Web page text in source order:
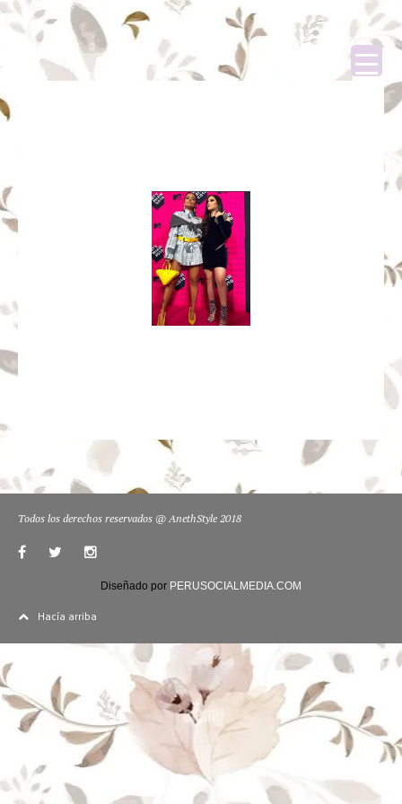
Todos los derechos reservados @ AnethStyle 2018
Diseñado por PERUSOCIALMEDIA.COM
Hacía arriba